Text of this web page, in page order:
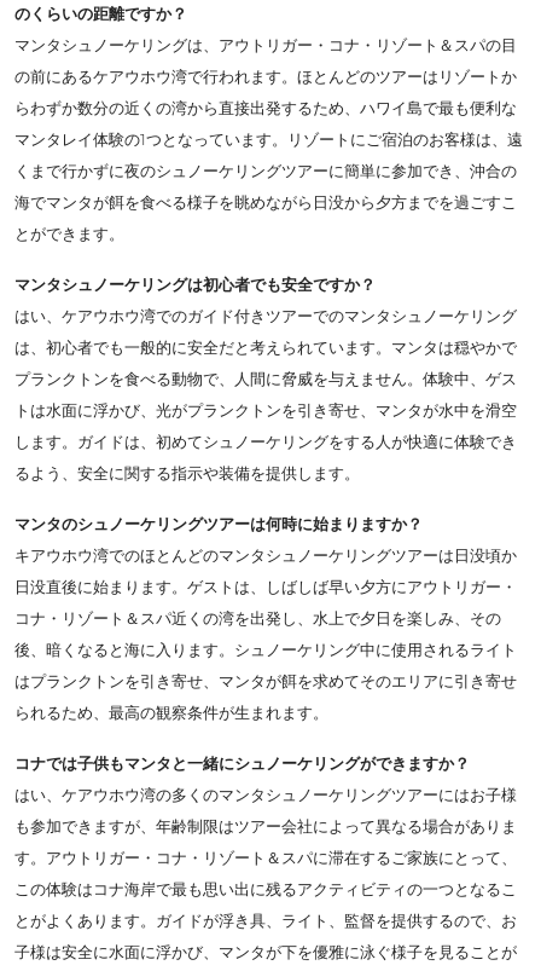
のくらいの距離ですか？
マンタシュノーケリングは、アウトリガー・コナ・リゾート＆スパの目
の前にあるケアウホウ湾で行われます。ほとんどのツアーはリゾートか
らわずか数分の近くの湾から直接出発するため、ハワイ島で最も便利な
マンタレイ体験の1つとなっています。リゾートにご宿泊のお客様は、遠
くまで行かずに夜のシュノーケリングツアーに簡単に参加でき、沖合の
海でマンタが餌を食べる様子を眺めながら日没から夕方までを過ごすこ
とができます。
マンタシュノーケリングは初心者でも安全ですか？
はい、ケアウホウ湾でのガイド付きツアーでのマンタシュノーケリング
は、初心者でも一般的に安全だと考えられています。マンタは穏やかで
プランクトンを食べる動物で、人間に脅威を与えません。体験中、ゲス
トは水面に浮かび、光がプランクトンを引き寄せ、マンタが水中を滑空
します。ガイドは、初めてシュノーケリングをする人が快適に体験でき
るよう、安全に関する指示や装備を提供します。
マンタのシュノーケリングツアーは何時に始まりますか？
キアウホウ湾でのほとんどのマンタシュノーケリングツアーは日没頃か
日没直後に始まります。ゲストは、しばしば早い夕方にアウトリガー・
コナ・リゾート＆スパ近くの湾を出発し、水上で夕日を楽しみ、その
後、暗くなると海に入ります。シュノーケリング中に使用されるライト
はプランクトンを引き寄せ、マンタが餌を求めてそのエリアに引き寄せ
られるため、最高の観察条件が生まれます。
コナでは子供もマンタと一緒にシュノーケリングができますか？
はい、ケアウホウ湾の多くのマンタシュノーケリングツアーにはお子様
も参加できますが、年齢制限はツアー会社によって異なる場合がありま
す。アウトリガー・コナ・リゾート＆スパに滞在するご家族にとって、
この体験はコナ海岸で最も思い出に残るアクティビティの一つとなるこ
とがよくあります。ガイドが浮き具、ライト、監督を提供するので、お
子様は安全に水面に浮かび、マンタが下を優雅に泳ぐ様子を見ることが